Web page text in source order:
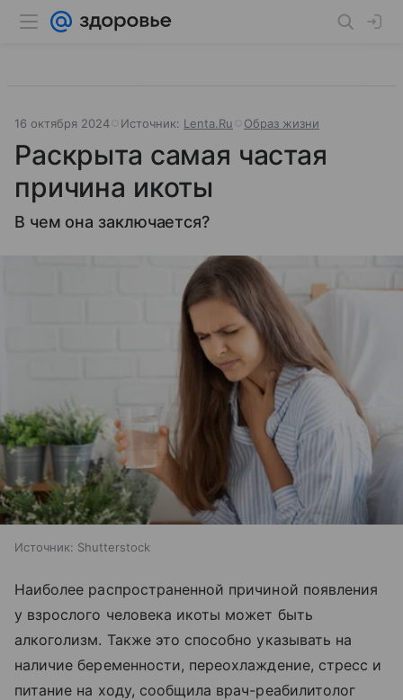
16 октября 2024 Источник: Lenta.Ru Образ жизни
Раскрыта самая частая
причина икоты
В чем она заключается?
Источник: Shutterstock
Наиболее распространенной причиной появления
у взрослого человека икоты может быть
алкоголизм. Также это способно указывать на
наличие беременности, переохлаждение, стресс и
питание на ходу, сообщила врач-реабилитолог